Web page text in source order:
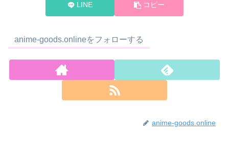
LINE コピー
anime-goods.onlineをフォローする
anime-goods.online